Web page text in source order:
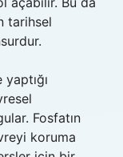
tarihsel
Fosfatın
koruma